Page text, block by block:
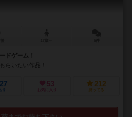
ドゲーム！
らいたい作品！
53
お気に入り
212
持ってる